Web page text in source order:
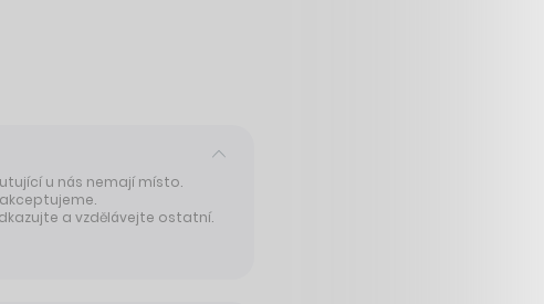
u nás nemají místo.
a vzdělávejte ostatní.